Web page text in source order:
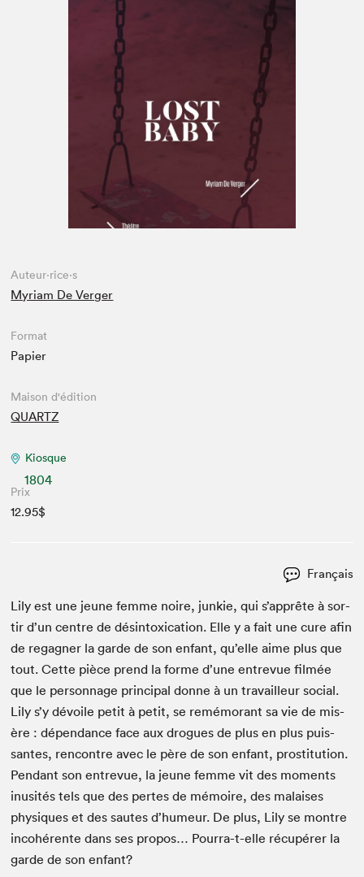
Espace médias
Auteur·rice·s
Myriam De Verger
Format
Papier
Maison d'édition
QUARTZ
Kiosque
1804
Prix
12.95$
Français
Lily est une jeune femme noire, junkie, qui s’apprête à sor­
tir d’un cen­tre de dés­in­tox­i­ca­tion. Elle y a fait une cure afin
de regag­n­er la garde de son enfant, qu’elle aime plus que
tout. Cette pièce prend la forme d’une entre­vue filmée
que le per­son­nage prin­ci­pal donne à un tra­vailleur social.
Lily s’y dévoile petit à petit, se remé­morant sa vie de mis­
ère : dépen­dance face aux drogues de plus en plus puis­
santes, ren­con­tre avec le père de son enfant, pros­ti­tu­tion.
Pen­dant son entre­vue, la jeune femme vit des moments
inusités tels que des pertes de mémoire, des malais­es
physiques et des sautes d’humeur. De plus, Lily se mon­tre
inco­hérente dans ses pro­pos… Pour­ra-t-elle récupér­er la
garde de son enfant?